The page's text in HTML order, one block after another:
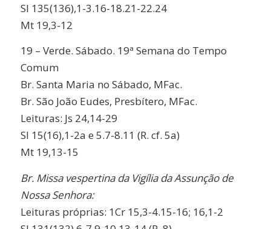
Sl 135(136),1-3.16-18.21-22.24
Mt 19,3-12
19 – Verde. Sábado. 19ª Semana do Tempo
Comum
Br. Santa Maria no Sábado, MFac.
Br. São João Eudes, Presbítero, MFac.
Leituras: Js 24,14-29
Sl 15(16),1-2a e 5.7-8.11 (R. cf. 5a)
Mt 19,13-15
Br. Missa vespertina da Vigília da Assunção de
Nossa Senhora:
Leituras próprias: 1Cr 15,3-4.15-16; 16,1-2